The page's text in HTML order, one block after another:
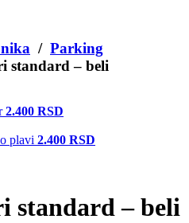
/ Parking
standard – beli
2.400 RSD
plavi 2.400 RSD
standard – beli